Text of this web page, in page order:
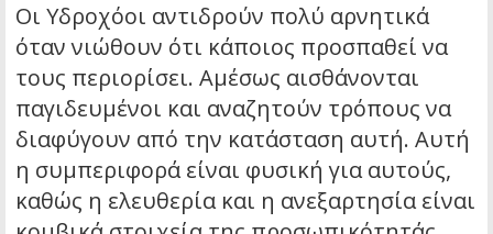
Οι Υδροχόοι αντιδρούν πολύ αρνητικά
όταν νιώθουν ότι κάποιος προσπαθεί να
τους περιορίσει. Αμέσως αισθάνονται
παγιδευμένοι και αναζητούν τρόπους να
διαφύγουν από την κατάσταση αυτή. Αυτή
η συμπεριφορά είναι φυσική για αυτούς,
καθώς η ελευθερία και η ανεξαρτησία είναι